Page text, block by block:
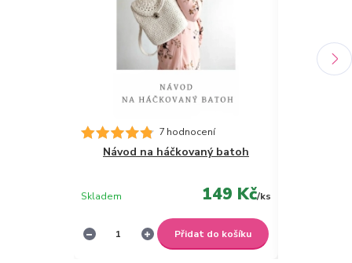
7 hodnocení
Návod na háčkovaný batoh
149 Kč/ks
Skladem
Přidat do košíku